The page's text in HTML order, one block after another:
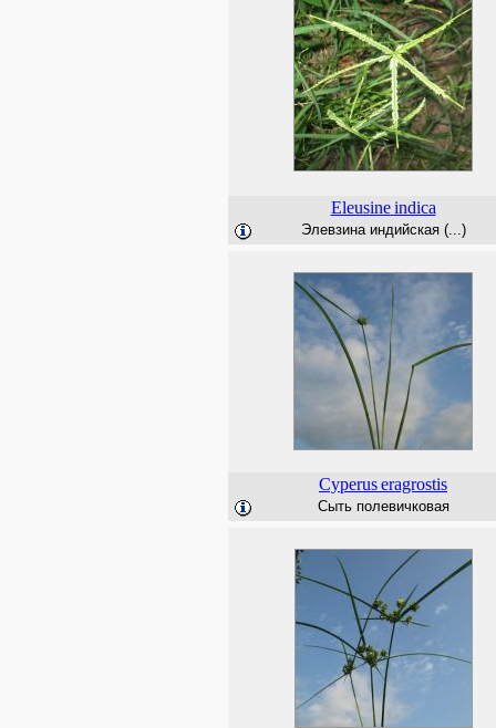
Eleusine indica
Элевзина индийская (...)
Cyperuseragrostis
Сыть полевичковая